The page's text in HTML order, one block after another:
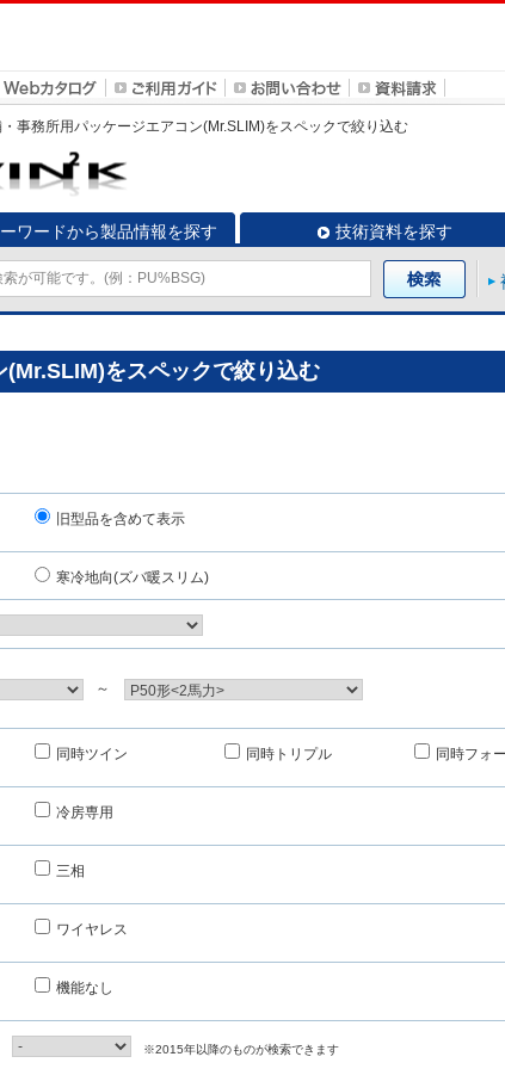
・事務所用パッケージエアコン(Mr.SLIM)をスペックで絞り込む
ワードから製品情報を探す 技術資料を探す
をスペックで絞り込む
旧型品を含めて表示
寒冷地向(ズバ暖スリム)
～
同時ツイン 同時トリプル 同時フォ
冷房専用
三相
ワイヤレス
機能なし
※2015年以降のものが検索できます